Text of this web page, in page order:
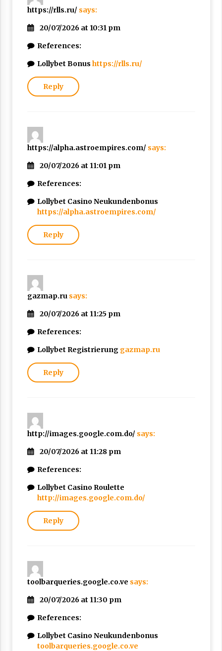
https://rlls.ru/ says:
20/07/2026 at 10:31 pm
References:
Lollybet Bonus https://rlls.ru/
Reply
https://alpha.astroempires.com/ says:
20/07/2026 at 11:01 pm
References:
Lollybet Casino Neukundenbonus
https://alpha.astroempires.com/
Reply
gazmap.ru says:
20/07/2026 at 11:25 pm
References:
Lollybet Registrierung gazmap.ru
Reply
http://images.google.com.do/ says:
20/07/2026 at 11:28 pm
References:
Lollybet Casino Roulette
http://images.google.com.do/
Reply
toolbarqueries.google.co.ve says:
20/07/2026 at 11:30 pm
References:
Lollybet Casino Neukundenbonus
toolbarqueries.google.co.ve